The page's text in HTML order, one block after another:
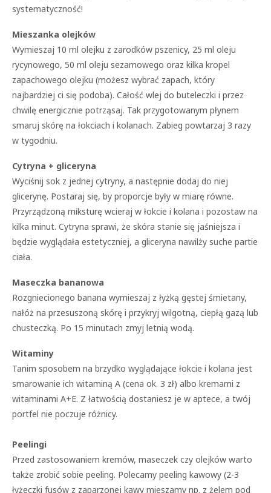
systematyczność!
Mieszanka olejków
Wymieszaj 10 ml olejku z zarodków pszenicy, 25 ml oleju
rycynowego, 50 ml oleju sezamowego oraz kilka kropel
zapachowego olejku (możesz wybrać zapach, który
najbardziej ci się podoba). Całość wlej do buteleczki i przez
chwilę energicznie potrząsaj. Tak przygotowanym płynem
smaruj skórę na łokciach i kolanach. Zabieg powtarzaj 3 razy
w tygodniu.
Cytryna + gliceryna
Wyciśnij sok z jednej cytryny, a następnie dodaj do niej
glicerynę. Postaraj się, by proporcje były w miarę równe.
Przyrządzoną miksturę wcieraj w łokcie i kolana i pozostaw na
kilka minut. Cytryna sprawi, że skóra stanie się jaśniejsza i
będzie wyglądała estetyczniej, a gliceryna nawilży suche partie
ciała.
Maseczka bananowa
Rozgniecionego banana wymieszaj z łyżką gęstej śmietany,
nałóż na przesuszoną skórę i przykryj wilgotną, ciepłą gazą lub
chusteczką. Po 15 minutach zmyj letnią wodą.
Witaminy
Tanim sposobem na brzydko wyglądające łokcie i kolana jest
smarowanie ich witaminą A (cena ok. 3 zł) albo kremami z
witaminami A+E. Z łatwością dostaniesz je w aptece, a twój
portfel nie poczuje różnicy.
Peelingi
Przed zastosowaniem kremów, maseczek czy olejków warto
także zrobić sobie peeling. Polecamy peeling kawowy (2-3
łyżeczki fusów z zaparzonej kawy mieszamy np. z żelem pod